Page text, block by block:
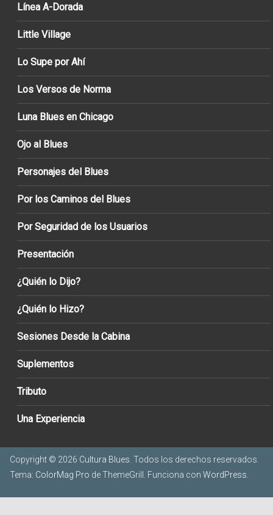
Línea A-Dorada
Little Village
Lo Supe por Ahí
Los Versos de Norma
Luna Blues en Chicago
Ojo al Blues
Personajes del Blues
Por los Caminos del Blues
Por Seguridad de los Usuarios
Presentación
¿Quién lo Dijo?
¿Quién lo Hizo?
Sesiones Desde la Cabina
Suplementos
Tributo
Una Experiencia
Copyright © 2026 Cultura Blues . Todos los derechos reservados.
Tema: ColorMag Pro de ThemeGrill. Funciona con WordPress